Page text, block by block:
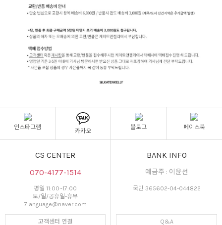
인스타그램
카카오
블로그 페이스북
CS CENTER
070-4177-1514
평일 11:00~17:00
토/일/공휴일-휴무
7language@naver.com
고객센터 연결
BANK INFO
예금주 : 이윤선
국민 365602-04-044822
Q&A